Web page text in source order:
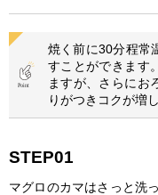
焼く前に30分程常
すことができます
ますが、さらにお
りがつきコクが増し
STEP01
マグロのカマはさっと洗